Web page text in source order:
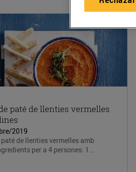
paté de llenties vermelles
2019
paté de llenties vermelles amb
per a 4 persones: 1...